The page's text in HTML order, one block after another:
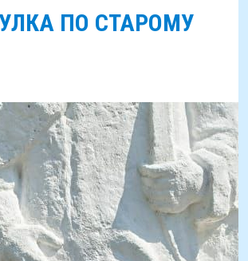
ПО СТАРОМУ